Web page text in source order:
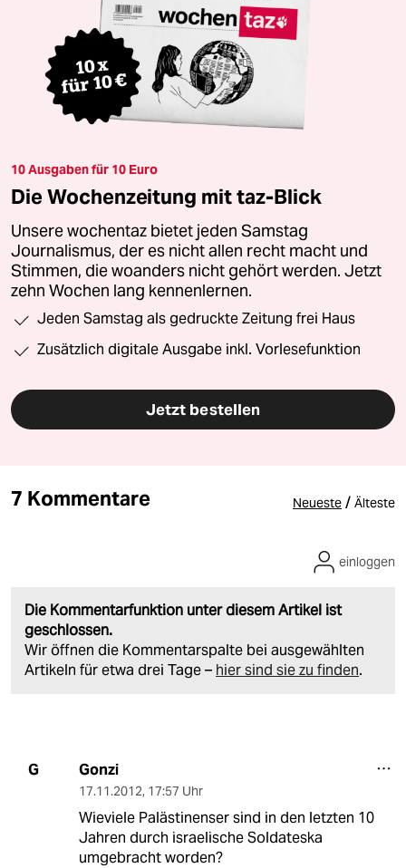
10 Ausgaben für 10 Euro
Die Wochenzeitung mit taz-Blick
Unsere wochentaz bietet jeden Samstag
Journalismus, der es nicht allen recht macht und
Stimmen, die woanders nicht gehört werden. Jetzt
zehn Wochen lang kennenlernen.
Jeden Samstag als gedruckte Zeitung frei Haus
Zusätzlich digitale Ausgabe inkl. Vorlesefunktion
Jetzt bestellen
7 Kommentare Neueste / Älteste
Die Kommentarfunktion unter diesem Artikel ist
geschlossen.
Wir öffnen die Kommentarspalte bei ausgewählten
Artikeln für etwa drei Tage – hier sind sie zu finden.
einloggen
G Gonzi
17.11.2012, 17:57 Uhr
Wieviele Palästinenser sind in den letzten 10
Jahren durch israelische Soldateska
umgebracht worden?